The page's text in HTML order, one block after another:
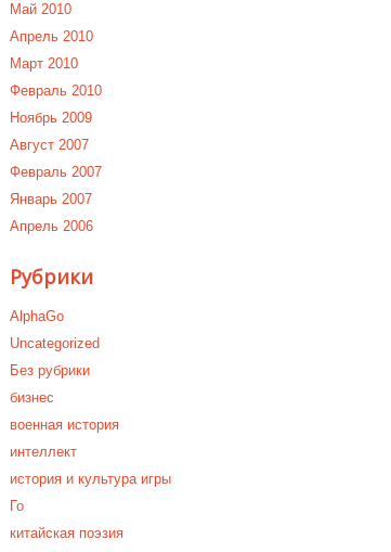
Май 2010
Апрель 2010
Март 2010
Февраль 2010
Ноябрь 2009
Август 2007
Февраль 2007
Январь 2007
Апрель 2006
Рубрики
AlphaGo
Uncategorized
Без рубрики
бизнес
военная история
интеллект
история и культура игры
Го
китайская поэзия